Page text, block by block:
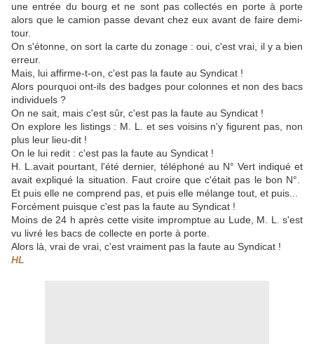
une entrée du bourg et ne sont pas collectés en porte à porte
alors que le camion passe devant chez eux avant de faire demi-
tour.
On s'étonne, on sort la carte du zonage : oui, c'est vrai, il y a bien
erreur.
Mais, lui affirme-t-on, c'est pas la faute au Syndicat !
Alors pourquoi ont-ils des badges pour colonnes et non des bacs
individuels ?
On ne sait, mais c'est sûr, c'est pas la faute au Syndicat !
On explore les listings : M. L. et ses voisins n'y figurent pas, non
plus leur lieu-dit !
On le lui redit : c'est pas la faute au Syndicat !
H. L.avait pourtant, l'été dernier, téléphoné au N° Vert indiqué et
avait expliqué la situation. Faut croire que c'était pas le bon N°.
Et puis elle ne comprend pas, et puis elle mélange tout, et puis...
Forcément puisque c'est pas la faute au Syndicat !
Moins de 24 h après cette visite impromptue au Lude, M. L. s'est
vu livré les bacs de collecte en porte à porte.
Alors là, vrai de vrai, c'est vraiment pas la faute au Syndicat !
HL